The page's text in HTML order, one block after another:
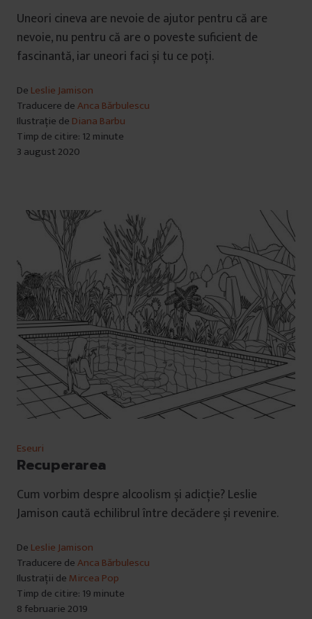
Uneori cineva are nevoie de ajutor pentru că are
nevoie, nu pentru că are o poveste suficient de
fascinantă, iar uneori faci și tu ce poți.
De Leslie Jamison
Traducere deAnca Bărbulescu
Ilustrație de Diana Barbu
Timp de citire: 12 minute
3 august 2020
Eseuri
Recuperarea
Cum vorbim despre alcoolism și adicție? Leslie
Jamison caută echilibrul între decădere și revenire.
De Leslie Jamison
Traducere deAnca Bărbulescu
Ilustrații de Mircea Pop
Timp de citire: 19 minute
8 februarie 2019